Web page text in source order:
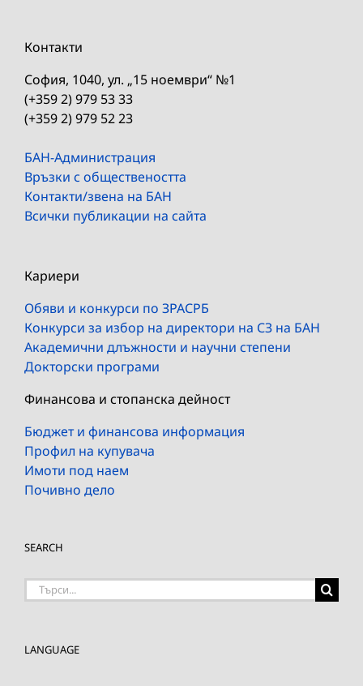
Контакти
София, 1040, ул. „15 ноември“ №1
(+359 2) 979 53 33
(+359 2) 979 52 23
БАН-Администрация
Връзки с обществеността
Контакти/звена на БАН
Всички публикации на сайта
Кариери
Обяви и конкурси по ЗРАСРБ
Конкурси за избор на директори на СЗ на БАН
Академични длъжности и научни степени
Докторски програми
Финансова и стопанска дейност
Бюджет и финансова информация
Профил на купувача
Имоти под наем
Почивно дело
SEARCH
Търсене
LANGUAGE